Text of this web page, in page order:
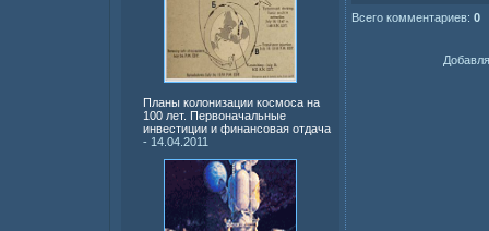
Планы колонизации космоса на
100 лет. Первоначальные
инвестиции и финансовая отдача
- 14.04.2011
Всего комментариев: 0